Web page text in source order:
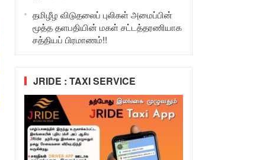
தமிழீழ விடுதலைப் புலிகள் அமைப்பின்
மூத்த தளபதியின் மகள் சட்டத்தரணியாக
சத்தியப் பிரமாணம்!!
JRIDE : TAXI SERVICE